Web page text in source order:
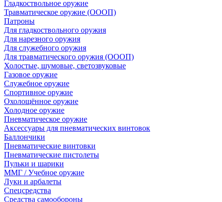
Гладкоствольное оружие
Травматическое оружие (ОООП)
Патроны
Для гладкоствольного оружия
Для нарезного оружия
Для служебного оружия
Для травматического оружия (ОООП)
Холостые, шумовые, светозвуковые
Газовое оружие
Служебное оружие
Спортивное оружие
Охолощённое оружие
Холодное оружие
Пневматическое оружие
Аксессуары для пневматических винтовок
Баллончики
Пневматические винтовки
Пневматические пистолеты
Пульки и шарики
ММГ / Учебное оружие
Луки и арбалеты
Спецсредства
Средства самообороны